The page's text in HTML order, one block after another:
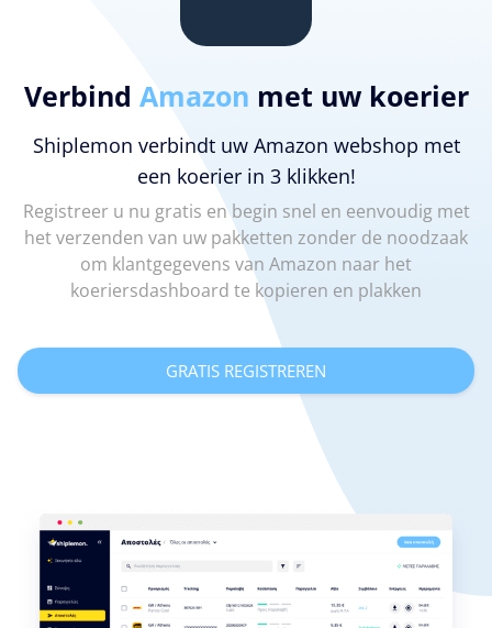
Verbind Amazon met uw koerier
Shiplemon verbindt uw Amazon webshop met
een koerier in 3 klikken!
Registreer u nu gratis en begin snel en eenvoudig met
het verzenden van uw pakketten zonder de noodzaak
om klantgegevens van Amazon naar het
koeriersdashboard te kopieren en plakken
GRATIS REGISTREREN